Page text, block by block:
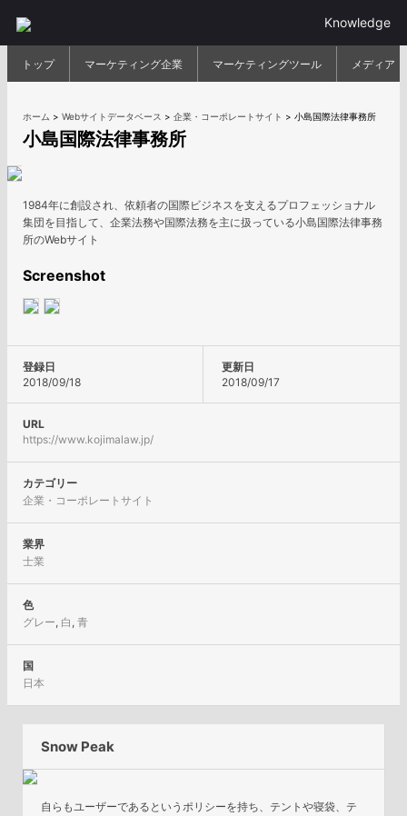
Knowledge
トップ マーケティング企業 マーケティングツール メディア
ホーム >Webサイトデータベース >企業・コーポレートサイト >小島国際法律事務所
小島国際法律事務所
1984年に創設され、依頼者の国際ビジネスを支えるプロフェッショナル
集団を目指して、企業法務や国際法務を主に扱っている小島国際法律事務
所のWebサイト
Screenshot
登録日
2018/09/18
更新日
2018/09/17
URL
https://www.kojimalaw.jp/
カテゴリー
企業・コーポレートサイト
業界
士業
色
グレー, 白 ,青
国
日本
Snow Peak
自らもユーザーであるというポリシーを持ち、テントや寝袋、テ